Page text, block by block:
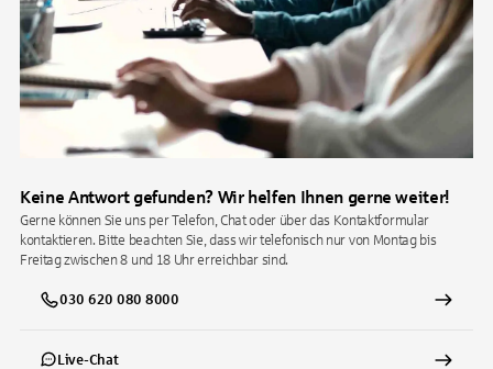
Keine Antwort gefunden? Wir helfen Ihnen gerne weiter!
Gerne können Sie uns per Telefon, Chat oder über das Kontaktformular
kontaktieren. Bitte beachten Sie, dass wir telefonisch nur von Montag bis
Freitag zwischen 8 und 18 Uhr erreichbar sind.
030 620 080 8000
Live-Chat